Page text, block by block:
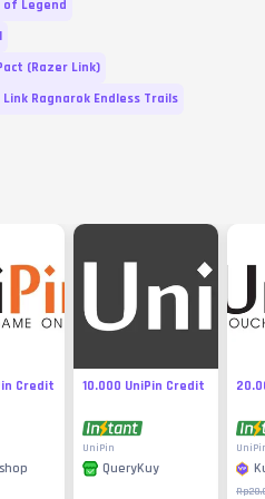
of Legend
(Razer Link)
Link Ragnarok Endless Trails
Credit 10.000 UniPin Credit
UniPin
QueryKuy